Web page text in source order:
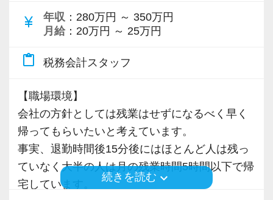
先輩が担当しているお客様の月次試算表を作成
う。実際の数字に触れながら業務に取り組んで
頂くことで、より理解と知識が深まります！
▽ステップ2(2ヶ月目〜)
そろそろ入力業務に慣れてきますので、本人の
希望に応じて決算業務、年末調整業務、確定申
様に寄り添う」ことが一つの使命です。
いたら、それを一緒になって実現するために大
ます。ご紹介案件が7割を超えているのも、そう
いった私たちの姿勢がお客様から評価されてい
るからだと自負しています。
今後もお客様に満足していただけるようにスキ
ルの向上を目指し、税務のプロとして高い信頼
【ノウハウをしっかり共有します！】
お客様の特徴や、その期待にお応えするための
ノウハウなどは、今のスタッフと共に事務所の
財産として深めている真っ最中！
務に取り組んでもらえるはずです。
もちろん税務のプロとしてなら代表や税理士
に、動物病院の業界知識なら先輩たちにいつで
も相談してください。
【新たな環境でのリスタートを応援！】
currency_yen 年収 ：280万円 ～ 350万円
月給 ：20万円 ～ 25万円
content_paste 税務会計スタッフ
【職場環境】
会社の方針としては残業はせずになるべく早く
帰ってもらいたいと考えています。
事実、退勤時間後15分後にはほとんど人は残っ
ていなく大半の人は月の残業時間5時間以下で帰
宅しています。
続きを読む keyboard_arrow_down